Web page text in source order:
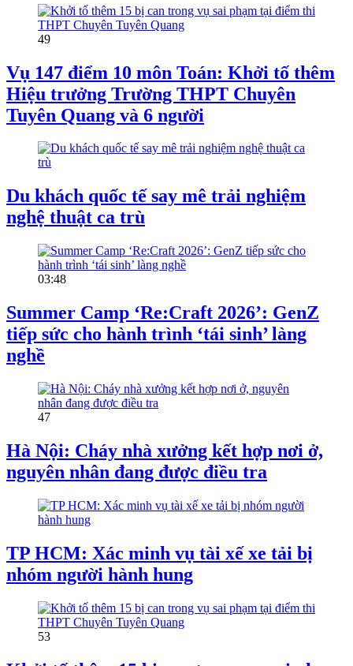
49
Vụ 147 điểm 10 môn Toán: Khởi tố thêm
Hiệu trưởng Trường THPT Chuyên
Tuyên Quang và 6 người
Du khách quốc tế say mê trải nghiệm
nghệ thuật ca trù
03:48
Summer Camp ‘Re:Craft 2026’: GenZ
tiếp sức cho hành trình ‘tái sinh’ làng
nghề
47
Hà Nội: Cháy nhà xưởng kết hợp nơi ở,
nguyên nhân đang được điều tra
TP HCM: Xác minh vụ tài xế xe tải bị
nhóm người hành hung
53